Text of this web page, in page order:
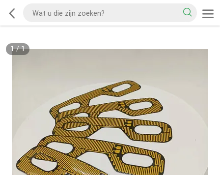
1/1